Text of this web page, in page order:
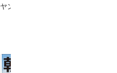
ヤング宣言 Vol.88